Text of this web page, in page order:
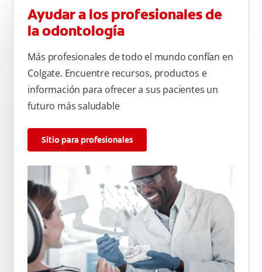
Ayudar a los profesionales de
la odontología
Más profesionales de todo el mundo confían en
Colgate. Encuentre recursos, productos e
información para ofrecer a sus pacientes un
futuro más saludable
Sitio para profesionales